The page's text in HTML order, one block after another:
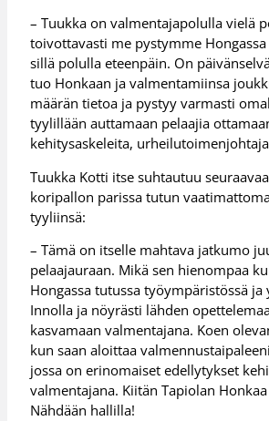
– Tuukka on valmentajapolulla vielä
toivottavasti me pystymme
sillä polulla eteenpäin. On
tuo Honkaan ja valmentamiinsa
määrän tietoa ja pystyy varmasti
tyylillään auttamaan pelaajia
kehitysaskeleita,
Tuukka Kotti itse suhtautuu
koripallon parissa tutun
tyyliinsä:
– Tämä on itselle mahtava jatkumo
pelaajauraan. Mikä sen hienompaa
Hongassa tutussa työympäristössä ja
Innolla ja nöyrästi lähden
kasvamaan valmentajana. Koen
kun saan aloittaa
jossa on erinomaiset edellytykset
valmentajana. Kiitän Tapiolan
Nähdään hallilla!